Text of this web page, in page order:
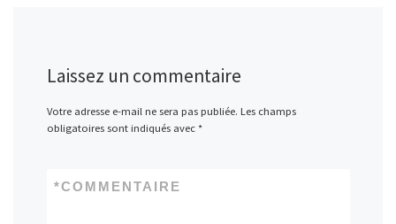
Laissez un commentaire
Votre adresse e-mail ne sera pas publiée. Les champs
obligatoires sont indiqués avec *
COMMENTAIRE
*